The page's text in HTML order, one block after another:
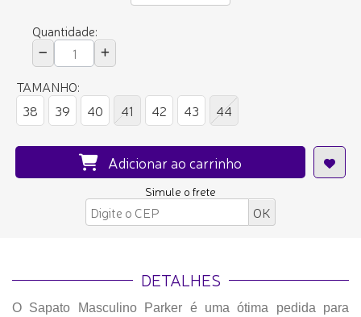
Quantidade:
TAMANHO:
38
39 40 41 42 43 44
Adicionar ao carrinho
Simule o frete
DETALHES
O Sapato Masculino Parker é uma ótima pedida para